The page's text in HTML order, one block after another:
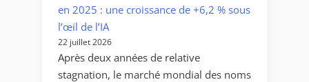
en 2025 : une croissance de +6,2 % sous
l’œil de l’IA
22 juillet 2026
Après deux années de relative
stagnation, le marché mondial des noms